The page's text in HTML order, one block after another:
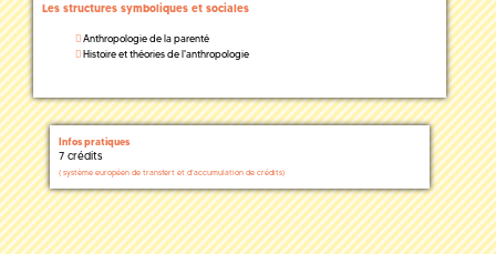
Les structures symboliques et sociales
Anthropologie de la parenté
Histoire et théories de l'anthropologie
Infos pratiques
7 crédits
( système européen de transfert et d'accumulation de crédits)